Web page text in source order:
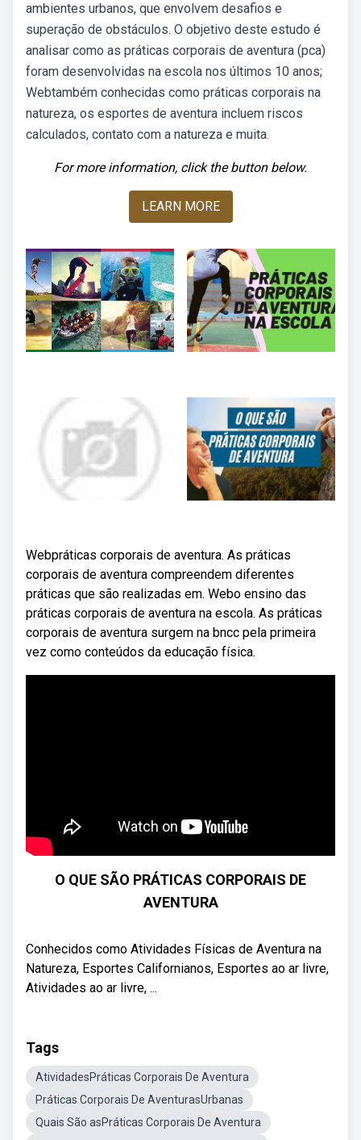
ambientes urbanos, que envolvem desafios e
superação de obstáculos. O objetivo deste estudo é
analisar como as práticas corporais de aventura (pca)
foram desenvolvidas na escola nos últimos 10 anos;
Webtambém conhecidas como práticas corporais na
natureza, os esportes de aventura incluem riscos
calculados, contato com a natureza e muita.
For more information, click the button below.
LEARN MORE
Webpráticas corporais de aventura. As práticas
corporais de aventura compreendem diferentes
práticas que são realizadas em. Webo ensino das
práticas corporais de aventura na escola. As práticas
corporais de aventura surgem na bncc pela primeira
vez como conteúdos da educação física.
O QUE SÃO PRÁTICAS CORPORAIS DE
AVENTURA
Conhecidos como Atividades Físicas de Aventura na
Natureza, Esportes Californianos, Esportes ao ar livre,
Atividades ao ar livre, ...
Tags
AtividadesPráticas Corporais De Aventura
Práticas Corporais De AventurasUrbanas
Quais São asPráticas Corporais De Aventura